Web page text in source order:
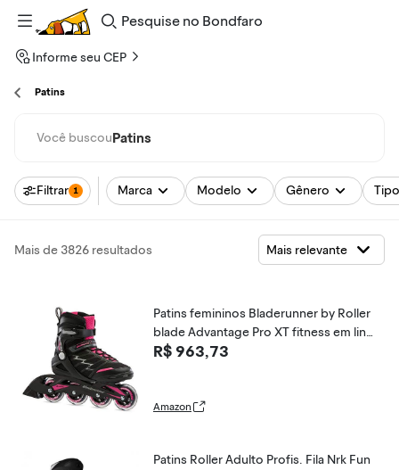
Pesquise
Bondfaro
Informe seu CEP
Patins
Você buscouPatins
Filtrar 1 Marca Modelo Gênero Tipo
Mais de 3826 resultados
Patins femininos Bladerunner by Roller
blade Advantage Pro XT fitness em linh
a, preto e rosa, patins em linha, 10
R$ 963,73
Amazon
Patins Roller Adulto Profis. Fila Nrk Fun